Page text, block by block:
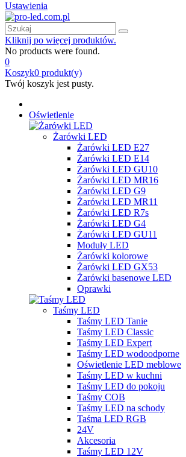
Ustawienia
Kliknij po więcej produktów.
No products were found.
0
Koszyk0 produkt(y)
Twój koszyk jest pusty.
Oświetlenie
Żarówki LED
Żarówki LED E27
Żarówki LED E14
Żarówki LED GU10
Żarówki LED MR16
Żarówki LED G9
Żarówki LED MR11
Żarówki LED R7s
Żarówki LED G4
Żarówki LED GU11
Moduły LED
Żarówki kolorowe
Żarówki LED GX53
Żarówki basenowe LED
Oprawki
Taśmy LED
Taśmy LED Tanie
Taśmy LED Classic
Taśmy LED Expert
Taśmy LED wodoodporne
Oświetlenie LED meblowe
Taśmy LED w kuchni
Taśmy LED do pokoju
Taśmy COB
Taśmy LED na schody
Taśma LED RGB
24V
Akcesoria
Taśmy LED 12V